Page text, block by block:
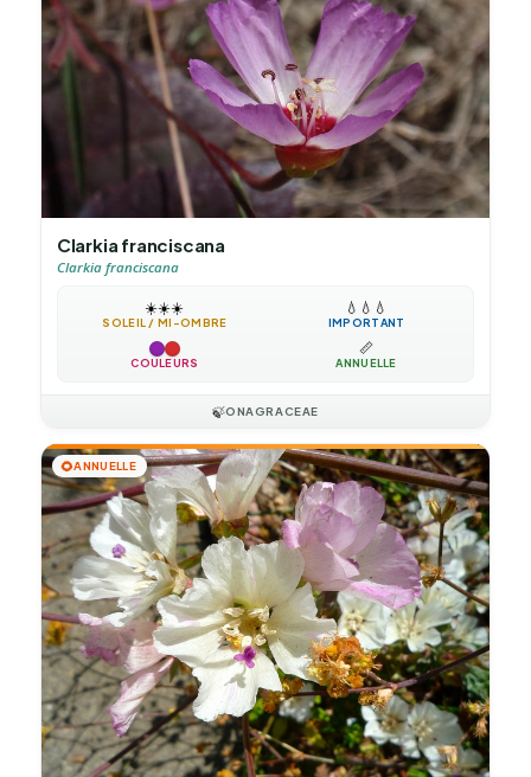
Clarkia franciscana
Clarkia franciscana
☀️☀️☀️
SOLEIL / MI-OMBRE
💧 💧 💧
IMPORTANT
COULEURS
📏
ANNUELLE
🍃ONAGRACEAE
🌻ANNUELLE